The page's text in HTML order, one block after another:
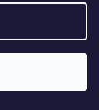
vyhrazena.